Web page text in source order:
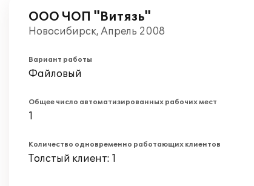
ООО ЧОП "Витязь"
Новосибирск, Апрель 2008
Вариант работы
Файловый
Общее число автоматизированных рабочих мест
1
Количество одновременно работающих клиентов
Толстый клиент: 1